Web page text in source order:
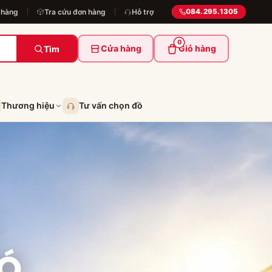
Tra cứu đơn hàng Hỗ trợ 084.295.1305
Tìm Cửa hàng
0
Giỏ hàng
Thương hiệu Tư vấn chọn đồ